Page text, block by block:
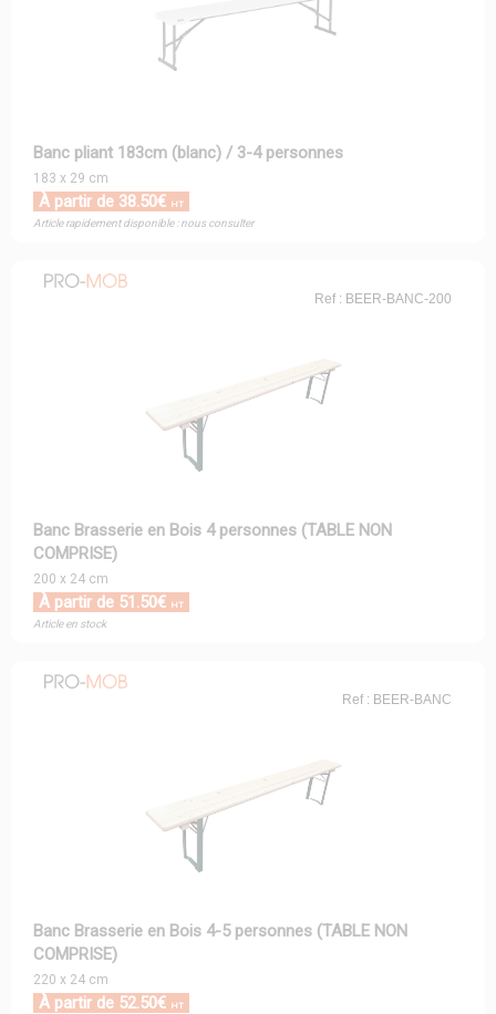
Banc pliant 183cm (blanc) / 3-4 personnes
183 x 29 cm
À partir de 38.50€ HT
Article rapidement disponible : nous consulter
Ref : BEER-BANC-200
Banc Brasserie en Bois 4 personnes (TABLE NON
COMPRISE)
200 x 24 cm
À partir de 51.50€ HT
Article en stock
Ref : BEER-BANC
Banc Brasserie en Bois 4-5 personnes (TABLE NON
COMPRISE)
220 x 24 cm
À partir de 52.50€ HT